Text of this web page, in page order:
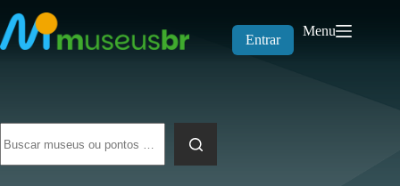
para
o
conteúdo
Entrar
Menu
resultados